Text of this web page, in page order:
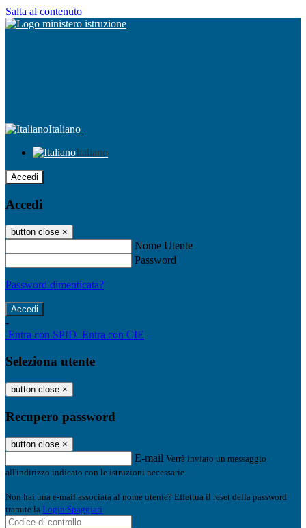
Salta al contenuto
Italiano
Italiano
Accedi
Accedi
button close ×
Nome Utente
Password
Password dimenticata?
-
Entra con SPID Entra con CIE
Seleziona utente
button close ×
Recupero password
button close ×
E-mail Verrà inviato un messaggio
all'indirizzo indicato con le istruzioni necessarie.
Non hai una e-mail associata al nome utente? Effettua il reset della password
tramite la Login Spaggiari